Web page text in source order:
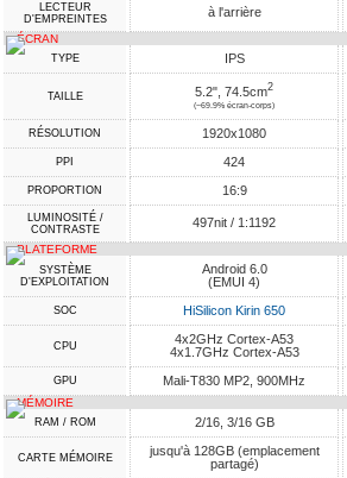
LECTEUR
D'EMPREINTES
à l'arrière
ÉCRAN
TYPE IPS
TAILLE 5.2", 74.5cm2
(~69.9% écran-corps)
RÉSOLUTION 1920x1080
PPI 424
PROPORTION 16:9
LUMINOSITÉ /
CONTRASTE
497nit / 1:1192
PLATEFORME
SYSTÈME
D'EXPLOITATION
Android 6.0
(EMUI 4)
SOC HiSilicon Kirin 650
CPU
4x2GHz Cortex-A53
4x1.7GHz Cortex-A53
GPU Mali-T830 MP2, 900MHz
MÉMOIRE
RAM / ROM 2/16, 3/16 GB
CARTE MÉMOIRE
jusqu'à 128GB (emplacement
partagé)